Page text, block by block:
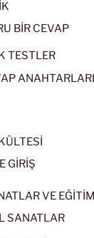
BİR CEVAP
TESTLER
ANAHTARLARI
GİRİŞ
VE
SANATLAR